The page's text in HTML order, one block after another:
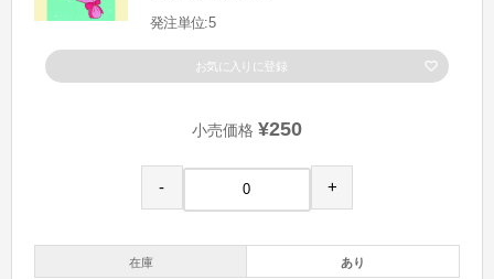
発注単位:5
お気に入りに登録
小売価格 ¥250
- +
在庫 あり